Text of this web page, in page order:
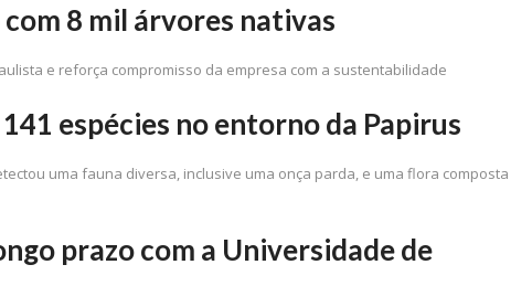
8 mil árvores nativas
e reforça compromisso da empresa com a sustentabilidade
espécies no entorno da Papirus
uma fauna diversa, inclusive uma onça parda, e uma flora composta
prazo com a Universidade de